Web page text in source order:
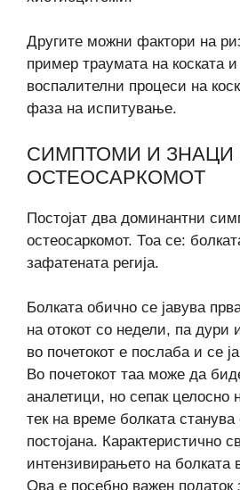
Другите можни фактори на
пример траумата на коската
воспалителни процеси на
фаза на испитување.
СИМПТОМИ И ЗНАЦИ
ОСТЕОСАРКОМОТ
Постојат два доминантни
остеосаркомот. Тоа се:
зафатената регија.
Болката обично се јавува
на отокот со недели, па дури
во почетокот е послаба и се
Во почетокот таа може да
аналетици, но сепак целосно
тек на време болката
постојана. Карактеристично
интензивирањето на болката
Ова е посебно важен податок